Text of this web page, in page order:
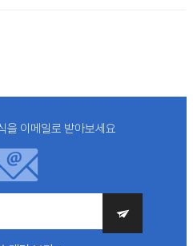
을 이메일로 받아보세요